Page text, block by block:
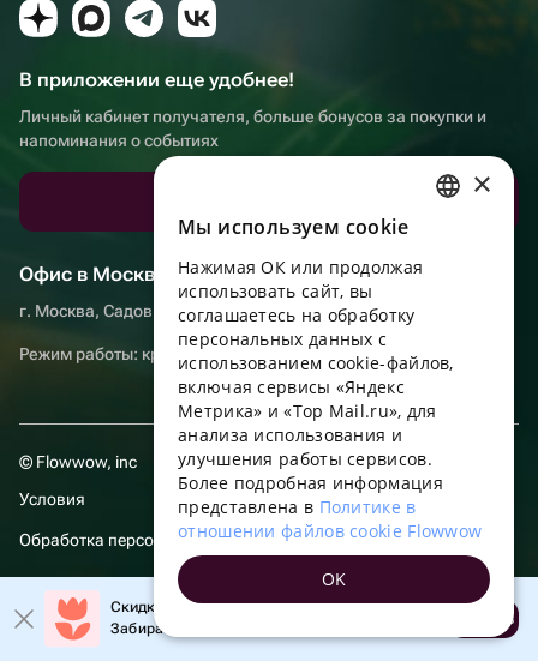
В приложении еще удобнее!
Личный кабинет получателя, больше бонусов за покупки и
напоминания о событиях
Офис в Москве
г. Москва, Садовническая набережная, д. 9, помещение 2/3
Режим работы: круглосуточно
© Flowwow, inc
Условия
Обработка персональных данных
Компания осуществляет деятельность в области информационных
технологий: оказание услуг в сети “Интернет” по размещению
предложений (объявлений) продавцов о реализации товаров.
Посмотреть
сведения о программах, включенных в реестр
Скидка до 10% на первый заказ!
Забирайте промокод в приложении!
Открыть
ENGLISH
UKRAINIAN
PORTUGUESE
FRENCH
TURKISH
POLISH
×
Мы используем сookie
Нажимая ОК или продолжая
использовать сайт, вы
соглашаетесь на обработку
персональных данных с
использованием cookie-файлов,
включая сервисы «Яндекс
Метрика» и «Top Mail.ru», для
анализа использования и
улучшения работы сервисов.
Более подробная информация
представлена в Политике в
отношении файлов cookie Flowwow
OK